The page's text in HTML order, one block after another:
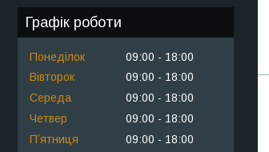
Графік роботи
Понеділок 09:00
18:00
Вівторок
09:00
18:00
Середа
09:00
18:00
Четвер
09:00
18:00
Пʼятниця
09:00
18:00